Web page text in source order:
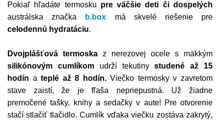
Pokiaľ hľadáte termosku pre väčšie deti či dospelých
austrálska značka
b.box
má skvelé riešenie pre
celodennú hydratáciu.
Dvojplášťová termoska z nerezovej ocele s mäkkým
silikónovým cumlíkomudrží tekutinystudené až 15
hodín ateplé až 8 hodín.Viečko termosky v zavretom
stave zaistí, že je fľaša nepriepustná. Už žiadne
premočené tašky, knihy a sedačky v aute! Pre otvorenie
stačí stlačiť tlačidlo. Cumlík vďaka viečku zostáva zakrytý,